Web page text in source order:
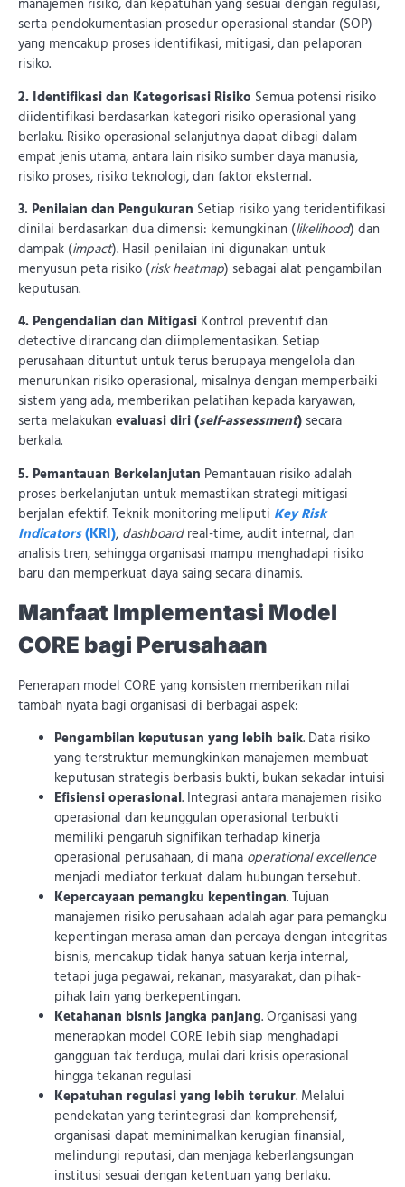
manajemen risiko, dan kepatuhan yang sesuai dengan regulasi,
serta pendokumentasian prosedur operasional standar (SOP)
yang mencakup proses identifikasi, mitigasi, dan pelaporan
risiko.
2. Identifikasi dan Kategorisasi Risiko Semua potensi risiko
diidentifikasi berdasarkan kategori risiko operasional yang
berlaku. Risiko operasional selanjutnya dapat dibagi dalam
empat jenis utama, antara lain risiko sumber daya manusia,
risiko proses, risiko teknologi, dan faktor eksternal.
3. Penilaian dan Pengukuran Setiap risiko yang teridentifikasi
dinilai berdasarkan dua dimensi: kemungkinan (likelihood) dan
dampak (impact). Hasil penilaian ini digunakan untuk
menyusun peta risiko (risk heatmap) sebagai alat pengambilan
keputusan.
4. Pengendalian dan Mitigasi Kontrol preventif dan
detective dirancang dan diimplementasikan. Setiap
perusahaan dituntut untuk terus berupaya mengelola dan
menurunkan risiko operasional, misalnya dengan memperbaiki
sistem yang ada, memberikan pelatihan kepada karyawan,
serta melakukan evaluasi diri (self-assessment) secara
berkala.
5. Pemantauan Berkelanjutan Pemantauan risiko adalah
proses berkelanjutan untuk memastikan strategi mitigasi
berjalan efektif. Teknik monitoring meliputi Key Risk
Indicators(KRI), dashboardreal-time, audit internal, dan
analisis tren, sehingga organisasi mampu menghadapi risiko
baru dan memperkuat daya saing secara dinamis.
Manfaat Implementasi Model
CORE bagi Perusahaan
Penerapan model CORE yang konsisten memberikan nilai
tambah nyata bagi organisasi di berbagai aspek:
Pengambilan keputusan yang lebih baik. Data risiko
yang terstruktur memungkinkan manajemen membuat
keputusan strategis berbasis bukti, bukan sekadar intuisi
Efisiensi operasional. Integrasi antara manajemen risiko
operasional dan keunggulan operasional terbukti
memiliki pengaruh signifikan terhadap kinerja
operasional perusahaan, di mana operational excellence
menjadi mediator terkuat dalam hubungan tersebut.
Kepercayaan pemangku kepentingan. Tujuan
manajemen risiko perusahaan adalah agar para pemangku
kepentingan merasa aman dan percaya dengan integritas
bisnis, mencakup tidak hanya satuan kerja internal,
tetapi juga pegawai, rekanan, masyarakat, dan pihak-
pihak lain yang berkepentingan.
Ketahanan bisnis jangka panjang. Organisasi yang
menerapkan model CORE lebih siap menghadapi
gangguan tak terduga, mulai dari krisis operasional
hingga tekanan regulasi
Kepatuhan regulasi yang lebih terukur. Melalui
pendekatan yang terintegrasi dan komprehensif,
organisasi dapat meminimalkan kerugian finansial,
melindungi reputasi, dan menjaga keberlangsungan
institusi sesuai dengan ketentuan yang berlaku.